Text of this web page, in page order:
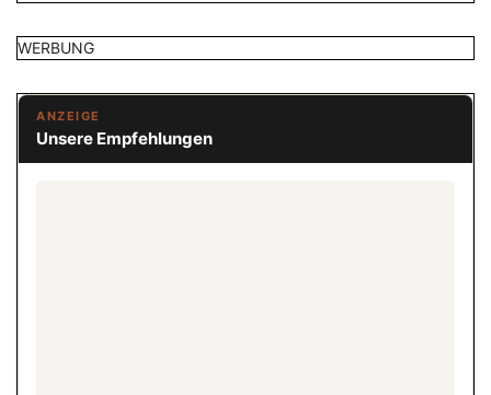
WERBUNG
ANZEIGE
Unsere Empfehlungen